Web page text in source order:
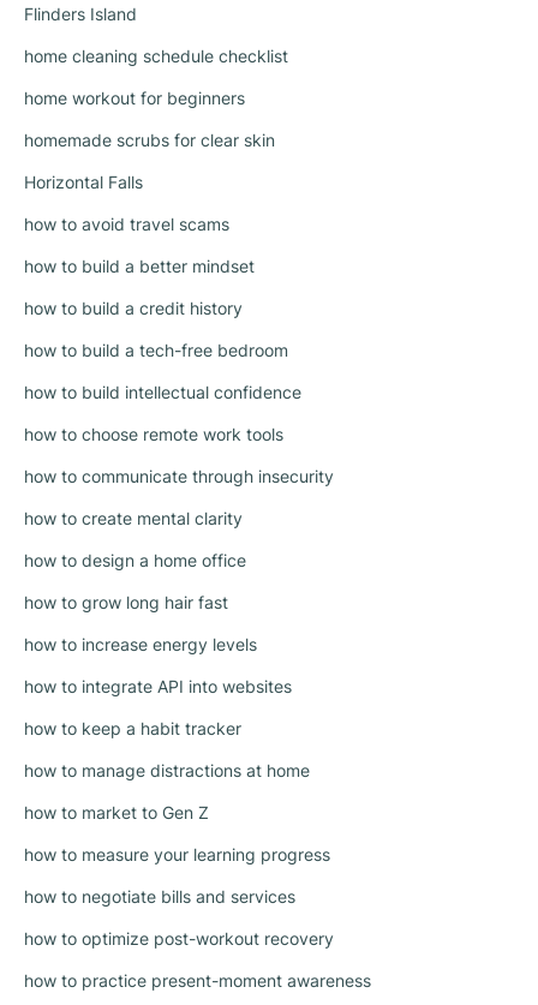
Flinders Island
home cleaning schedule checklist
home workout for beginners
homemade scrubs for clear skin
Horizontal Falls
how to avoid travel scams
how to build a better mindset
how to build a credit history
how to build a tech-free bedroom
how to build intellectual confidence
how to choose remote work tools
how to communicate through insecurity
how to create mental clarity
how to design a home office
how to grow long hair fast
how to increase energy levels
how to integrate API into websites
how to keep a habit tracker
how to manage distractions at home
how to market to Gen Z
how to measure your learning progress
how to negotiate bills and services
how to optimize post-workout recovery
how to practice present-moment awareness